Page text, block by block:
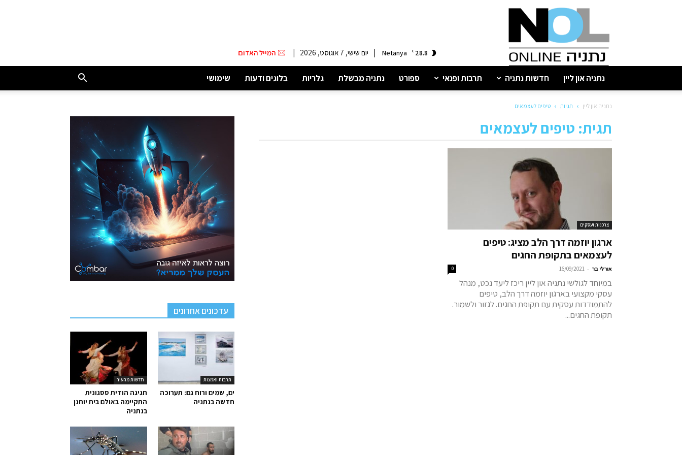
נתניה
28.8
C
Netanya
| יום שישי, 7 אוגוסט, 2026 | המייל האדום
נתניה און ליין חדשות נתניה תרבות ופנאי ספורט נתניה מבשלת גלריות בלוגים ודעות שימושי
נתניה און ליין תגיות טיפים לעצמאים
תגית: טיפים לעצמאים
צרכנות ועסקים
ארגון יוזמה דרך הלב מציג: טיפים
לעצמאים בתקופת החגים
אורלי בר -
16/09/2021
0
במיוחד לגולשי נתניה און ליין ריכז ליעד נכט, מנהל
עסקי מקצועי בארגון יוזמה דרך הלב, טיפים
להתמודדות עסקית עם תקופת החגים. לגזור ולשמור.
תקופת החגים...
עדכונים אחרונים
חדשות מהעיר
חגיגה הודית ססגונית
התקיימה באולם בית יוחנן
בנתניה
תרבות ואמנות
ים, שמים ורוח גם: תערוכה
חדשה בנתניה